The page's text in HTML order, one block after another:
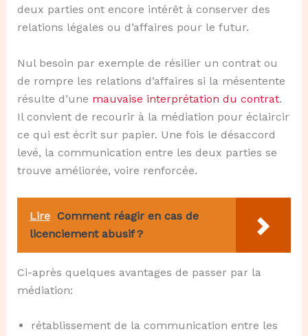
deux parties ont encore intérêt à conserver des
relations légales ou d’affaires pour le futur.
Nul besoin par exemple de résilier un contrat ou
de rompre les relations d’affaires si la mésentente
résulte d’une mauvaise interprétation du contrat.
Il convient de recourir à la médiation pour éclaircir
ce qui est écrit sur papier. Une fois le désaccord
levé, la communication entre les deux parties se
trouve améliorée, voire renforcée.
Lire Comment réagir en cas de
licenciement abusif ?
Ci-après quelques avantages de passer par la
médiation:
rétablissement de la communication entre les